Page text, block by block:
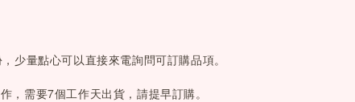
少量點心可以直接來電詢問可訂購品項。
，需要7個工作天出貨，請提早訂購。